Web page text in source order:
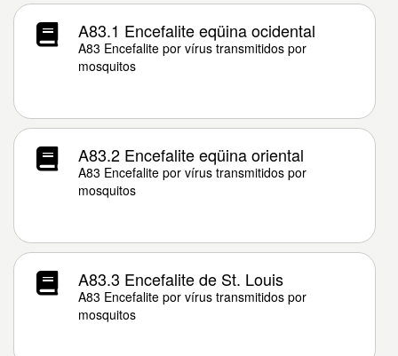
A83.1 Encefalite eqüina ocidental
A83 Encefalite por vírus transmitidos por
mosquitos
A83.2 Encefalite eqüina oriental
A83 Encefalite por vírus transmitidos por
mosquitos
A83.3 Encefalite de St. Louis
A83 Encefalite por vírus transmitidos por
mosquitos